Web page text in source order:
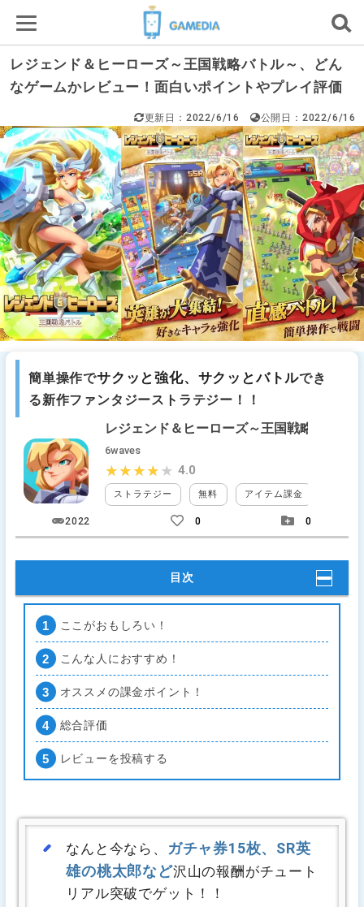
レジェンド＆ヒーローズ～王国戦略バトル～、どん
なゲームかレビュー！面白いポイントやプレイ評価
更新日：2022/6/16 公開日：2022/6/16
簡単操作でサクッと強化、サクッとバトルでき
る新作ファンタジーストラテジー！！
レジェンド＆ヒーローズ～王国戦略バトル～
6waves
ストラテジー 無料 アイテム課金
★★★★★
★★★★★ 4.0
2022 0 0
目次
ここがおもしろい！
こんな人におすすめ！
オススメの課金ポイント！
総合評価
レビューを投稿する
なんと今なら、
ガチャ券15枚、SR英
雄の桃太郎など沢山の報酬がチュート
リアル突破でゲット！！